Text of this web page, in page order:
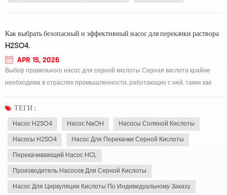
Как выбрать безопасный и эффективный насос для перекачки раствора
H2SO4.
APR 15, 2026
Выбор правильного насос для серной кислоты Серная кислота крайне
необходима в отраслях промышленности, работающих с ней, таких как
производство удобрений и очистка сточных вод. Серная кислота обладает
ТЕГИ :
Насос H2SO4 Насос NaOH Насосы Соляной Кислоты
Насосы H2SO4 Насос Для Перекачки Серной Кислоты
Перекачивающий Насос HCL
Производитель Насосов Для Серной Кислоты
Насос Для Циркуляции Кислоты По Индивидуальному Заказу